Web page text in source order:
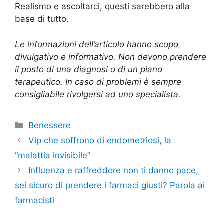
Realismo e ascoltarci, questi sarebbero alla
base di tutto.
Le informazioni dell’articolo hanno scopo
divulgativo e informativo. Non devono prendere
il posto di una diagnosi o di un piano
terapeutico. In caso di problemi è sempre
consigliabile rivolgersi ad uno specialista.
Categorie
Benessere
Vip che soffrono di endometriosi, la
“malattia invisibile”
Influenza e raffreddore non ti danno pace,
sei sicuro di prendere i farmaci giusti? Parola ai
farmacisti